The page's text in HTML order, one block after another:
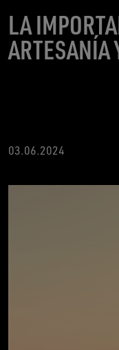
LA
ARTESANÍA
03.06.2024